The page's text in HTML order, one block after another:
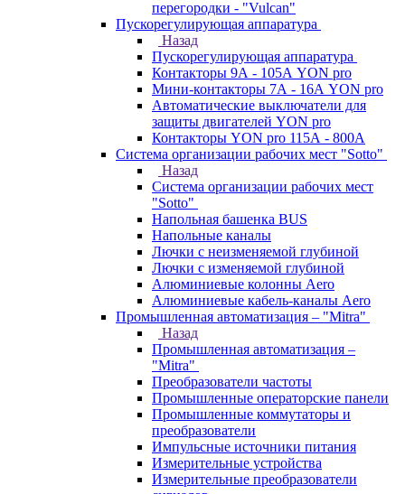
перегородки - "Vulcan"
Пускорегулирующая аппаратура
Назад
Пускорегулирующая аппаратура
Контакторы 9А - 105А YON pro
Мини-контакторы 7А - 16А YON pro
Автоматические выключатели для
защиты двигателей YON pro
Контакторы YON pro 115А - 800А
Система организации рабочих мест "Sotto"
Назад
Система организации рабочих мест
"Sotto"
Напольная башенка BUS
Напольные каналы
Лючки с неизменяемой глубиной
Лючки с изменяемой глубиной
Алюминиевые колонны Aero
Алюминиевые кабель-каналы Aero
Промышленная автоматизация – "Mitra"
Назад
Промышленная автоматизация –
"Mitra"
Преобразователи частоты
Промышленные операторские панели
Промышленные коммутаторы и
преобразователи
Импульсные источники питания
Измерительные устройства
Измерительные преобразователи